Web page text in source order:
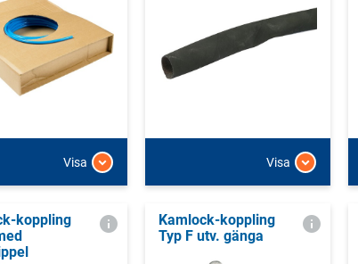
Visa Visa
koppling
Kamlock-koppling
Typ F utv. gänga